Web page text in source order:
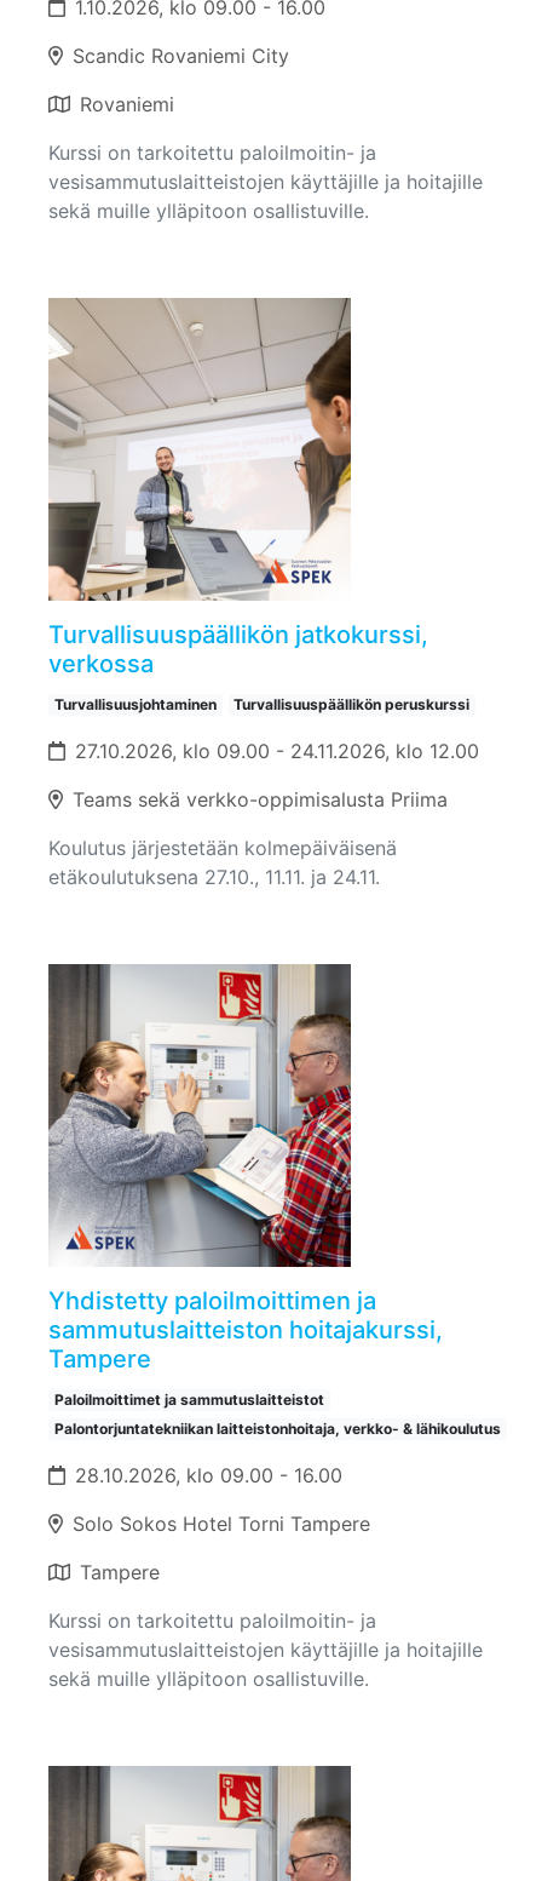
1.10.2026, klo 09.00 - 16.00
Scandic Rovaniemi City
Rovaniemi
Kurssi on tarkoitettu paloilmoitin- ja
vesisammutuslaitteistojen käyttäjille ja hoitajille
sekä muille ylläpitoon osallistuville.
Turvallisuuspäällikön jatkokurssi,
verkossa
Turvallisuusjohtaminen Turvallisuuspäällikön peruskurssi
27.10.2026, klo 09.00 - 24.11.2026, klo 12.00
Teams sekä verkko-oppimisalusta Priima
Koulutus järjestetään kolmepäiväisenä
etäkoulutuksena 27.10., 11.11. ja 24.11.
Yhdistetty paloilmoittimen ja
sammutuslaitteiston hoitajakurssi,
Tampere
Paloilmoittimet ja sammutuslaitteistot
Palontorjuntatekniikan laitteistonhoitaja, verkko- & lähikoulutus
28.10.2026, klo 09.00 - 16.00
Solo Sokos Hotel Torni Tampere
Tampere
Kurssi on tarkoitettu paloilmoitin- ja
vesisammutuslaitteistojen käyttäjille ja hoitajille
sekä muille ylläpitoon osallistuville.